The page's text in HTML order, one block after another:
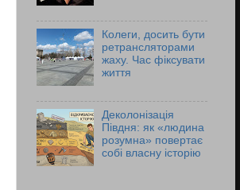
Колеги, досить бути
ретрансляторами
жаху. Час фіксувати
життя
Деколонізація
Півдня: як «людина
розумна» повертає
собі власну історію